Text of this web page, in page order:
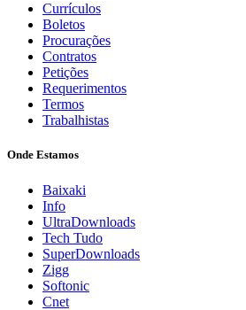
Currículos
Boletos
Procurações
Contratos
Petições
Requerimentos
Termos
Trabalhistas
Onde Estamos
Baixaki
Info
UltraDownloads
Tech Tudo
SuperDownloads
Zigg
Softonic
Cnet